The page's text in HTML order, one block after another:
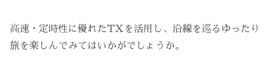
高速・定時性に優れたTXを活用し、沿線を巡るゆったり
旅を楽しんでみてはいかがでしょうか。